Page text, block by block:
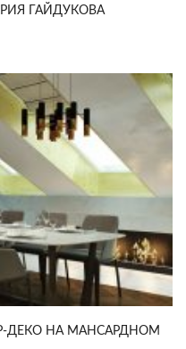
ГАЙДУКОВА
ДЕКО НА МАНСАРДНОМ